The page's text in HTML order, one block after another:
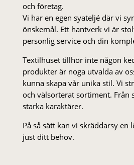
och företag.
Vi har en egen syateljé där vi
önskemål. Ett hantverk vi är
personlig service och din
Textilhuset tillhör inte någon
produkter är noga utvalda av
kunna skapa vår unika stil. Vi
och välsorterat sor­ti­ment. Från
starka karaktärer.
På så sätt kan vi skräddarsy en
just ditt behov.